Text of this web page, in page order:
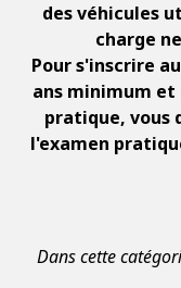
des véhicules
charge
Pour s'inscrire
ans minimum et
pratique, vous
l'examen
Dans cette